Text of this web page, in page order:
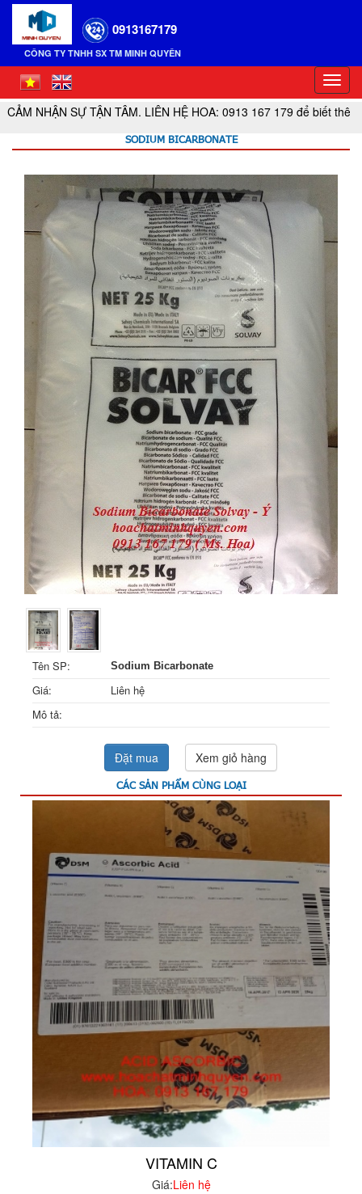
CÔNG TY TNHH SX TM MINH QUYÊN
0913167179
SỰ TẬN TÂM. LIÊN HỆ HOA: 0913 167 179 để biết thêm thông
SODIUM BICARBONATE
Tên SP: Sodium Bicarbonate
Giá:
Liên hệ
Mô tả:
Đặt mua Xem giỏ hàng
CÁC SẢN PHẨM CÙNG LOẠI
VITAMIN C
Giá:Liên hệ